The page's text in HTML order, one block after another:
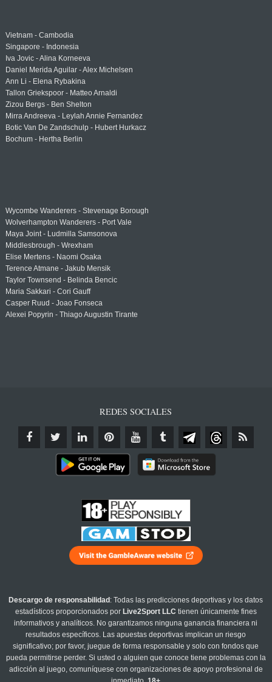
Vietnam - Cambodia
Singapore - Indonesia
Iva Jovic - Alina Korneeva
Daniel Merida Aguilar - Alex Michelsen
Ann Li - Elena Rybakina
Tallon Griekspoor - Matteo Arnaldi
Zizou Bergs - Ben Shelton
Mirra Andreeva - Leylah Annie Fernandez
Botic Van De Zandschulp - Hubert Hurkacz
Bochum - Hertha Berlin
Wycombe Wanderers - Stevenage Borough
Wolverhampton Wanderers - Port Vale
Maya Joint - Ludmilla Samsonova
Middlesbrough - Wrexham
Elise Mertens - Naomi Osaka
Terence Atmane - Jakub Mensik
Taylor Townsend - Belinda Bencic
Maria Sakkari - Cori Gauff
Casper Ruud - Joao Fonseca
Alexei Popyrin - Thiago Augustin Tirante
REDES SOCIALES
Descargo de responsabilidad : Todas las predicciones deportivas y los datos
estadísticos proporcionados por Live2Sport LLC tienen únicamente fines
informativos y analíticos. No garantizamos ninguna ganancia financiera ni
resultados específicos. Las apuestas deportivas implican un riesgo
significativo; por favor, juegue de forma responsable y solo con fondos que
pueda permitirse perder. Si usted o alguien que conoce tiene problemas con la
adicción al juego, comuníquese con organizaciones de apoyo profesional de